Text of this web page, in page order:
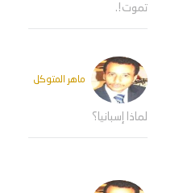
تموت!.
ماهر المتوكل
لماذا إسبانيا؟